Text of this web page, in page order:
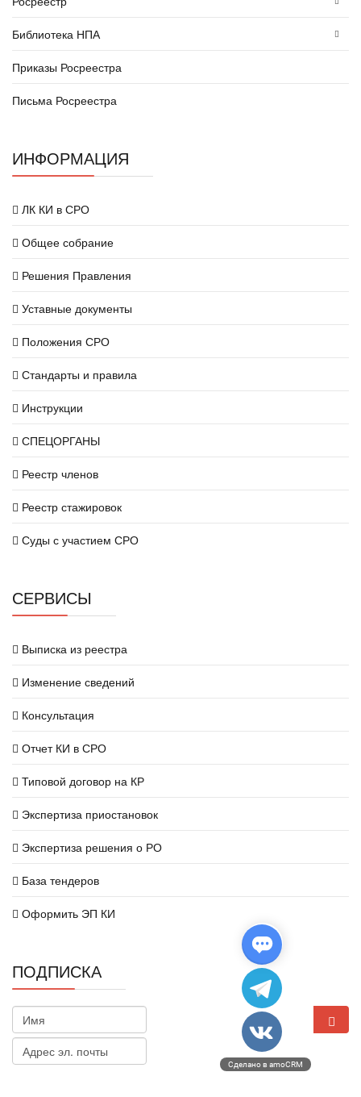
Библиотека НПА
Приказы Росреестра
Письма Росреестра
ИНФОРМАЦИЯ
ЛК КИ в СРО
Общее собрание
Решения Правления
Уставные документы
Положения СРО
Стандарты и правила
Инструкции
СПЕЦОРГАНЫ
Реестр членов
Реестр стажировок
Суды с участием СРО
СЕРВИСЫ
Выписка из реестра
Изменение сведений
Консультация
Отчет КИ в СРО
Типовой договор на КР
Экспертиза приостановок
Экспертиза решения о РО
База тендеров
Оформить ЭП КИ
ПОДПИСКА
Сделано в amoCRM